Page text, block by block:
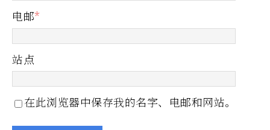
电邮*
站点
在此浏览器中保存我的名字、电邮和网站。